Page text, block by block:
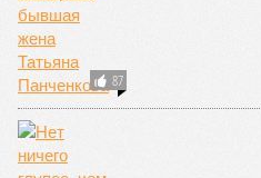
самом конце 2004 года
индонезийского острова
огромные, превышающие
250 тыс. погибших.
На втором месте в рейтинге A-
этом плане к уязвимым
Индийского океана,